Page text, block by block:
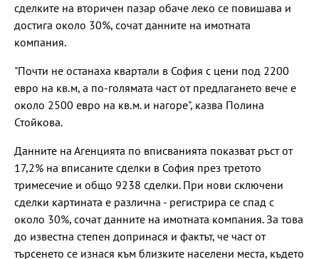
сделките на вторичен пазар обаче леко се повишава и
достига около 30%, сочат данните на имотната
компания.
"Почти не останаха квартали в София с цени под 2200
евро на кв.м, а по-голямата част от предлагането вече е
около 2500 евро на кв.м. и нагоре", казва Полина
Стойкова.
Данните на Агенцията по вписванията показват ръст от
17,2% на вписаните сделки в София през третото
тримесечие и общо 9238 сделки. При нови сключени
сделки картината е различна - регистрира се спад с
около 30%, сочат данните на имотната компания. За това
до известна степен допринася и фактът, че част от
търсенето се изнася към близките населени места, където